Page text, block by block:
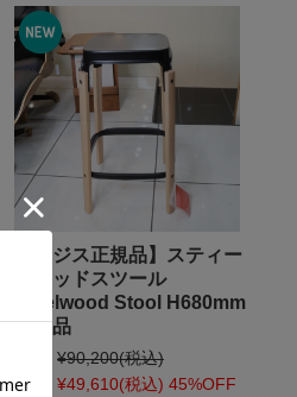
【マジス正規品】スティー
ルウッドスツール
Steelwood Stool H680mm
展示品
¥90,200(税込)
価格:
¥49,610(税込) 45%OFF